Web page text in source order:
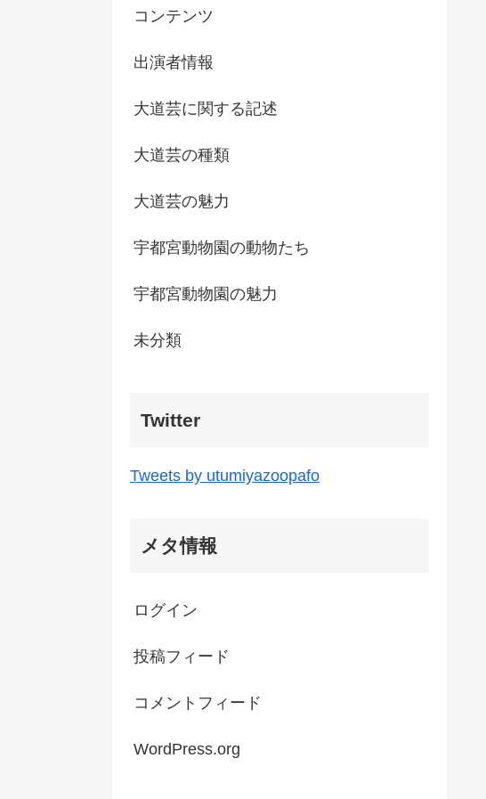
コンテンツ
出演者情報
大道芸に関する記述
大道芸の種類
大道芸の魅力
宇都宮動物園の動物たち
宇都宮動物園の魅力
未分類
Twitter
Tweets by utumiyazoopafo
メタ情報
ログイン
投稿フィード
コメントフィード
WordPress.org